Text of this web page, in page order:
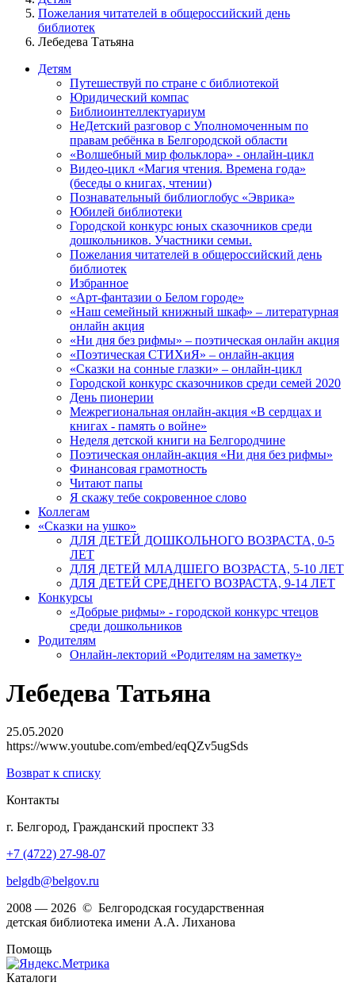
Пожелания читателей в общероссийский день
библиотек
Лебедева Татьяна
Детям
Путешествуй по стране с библиотекой
Юридический компас
Библиоинтеллектуариум
НеДетский разговор с Уполномоченным по
правам ребёнка в Белгородской области
«Волшебный мир фольклора» - онлайн-цикл
Видео-цикл «Магия чтения. Времена года»
(беседы о книгах, чтении)
Познавательный библиоглобус «Эврика»
Юбилей библиотеки
Городской конкурс юных сказочников среди
дошкольников. Участники семьи.
Пожелания читателей в общероссийский день
библиотек
Избранное
«Арт-фантазии о Белом городе»
«Наш семейный книжный шкаф» – литературная
онлайн акция
«Ни дня без рифмы» – поэтическая онлайн акция
«Поэтическая СТИХиЯ» – онлайн-акция
«Сказки на сонные глазки» – онлайн-цикл
Городской конкурс сказочников среди семей 2020
День пионерии
Межрегиональная онлайн-акция «В сердцах и
книгах - память о войне»
Неделя детской книги на Белгородчине
Поэтическая онлайн-акция «Ни дня без рифмы»
Финансовая грамотность
Читают папы
Я скажу тебе сокровенное слово
Коллегам
«Сказки на ушко»
ДЛЯ ДЕТЕЙ ДОШКОЛЬНОГО ВОЗРАСТА, 0-5
ЛЕТ
ДЛЯ ДЕТЕЙ МЛАДШЕГО ВОЗРАСТА, 5-10 ЛЕТ
ДЛЯ ДЕТЕЙ СРЕДНЕГО ВОЗРАСТА, 9-14 ЛЕТ
Конкурсы
«Добрые рифмы» - городской конкурс чтецов
среди дошкольников
Родителям
Онлайн-лекторий «Родителям на заметку»
Лебедева Татьяна
25.05.2020
https://www.youtube.com/embed/eqQZv5ugSds
Возврат к списку
Контакты
г. Белгород, Гражданский проспект 33
+7 (4722) 27-98-07
belgdb@belgov.ru
2008 — 2026 © Белгородская государственная
детская библиотека имени А.А. Лиханова
Помощь
Каталоги